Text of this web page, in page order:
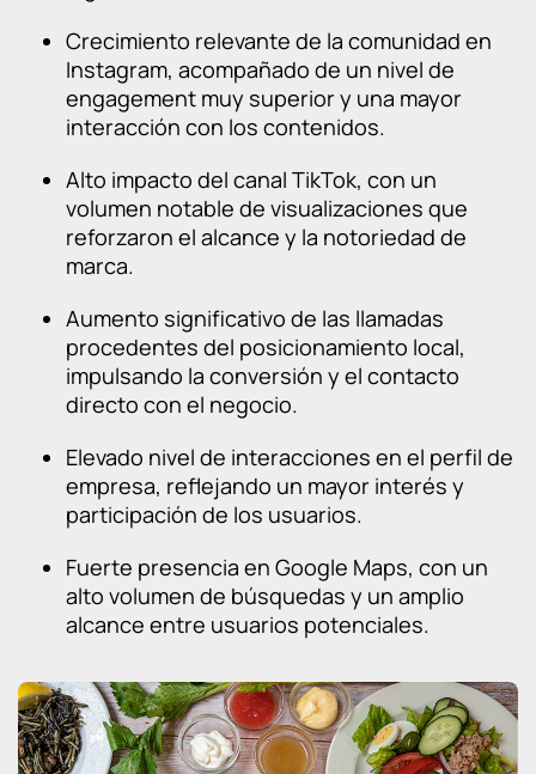
Crecimiento relevante de la comunidad en
Instagram, acompañado de un nivel de
engagement muy superior y una mayor
interacción con los contenidos.
Alto impacto del canal TikTok, con un
volumen notable de visualizaciones que
reforzaron el alcance y la notoriedad de
marca.
Aumento significativo de las llamadas
procedentes del posicionamiento local,
impulsando la conversión y el contacto
directo con el negocio.
Elevado nivel de interacciones en el perfil de
empresa, reflejando un mayor interés y
participación de los usuarios.
Fuerte presencia en Google Maps, con un
alto volumen de búsquedas y un amplio
alcance entre usuarios potenciales.